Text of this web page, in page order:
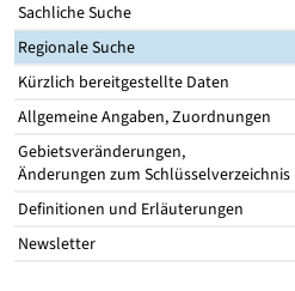
Sachliche Suche
Regionale Suche
Kürzlich bereitgestellte Daten
Allgemeine Angaben, Zuordnungen
Gebietsveränderungen,
Änderungen zum Schlüsselverzeichnis
Definitionen und Erläuterungen
Newsletter